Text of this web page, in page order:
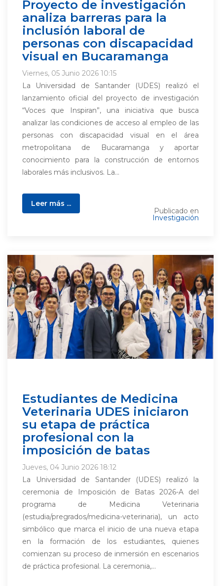
Proyecto de investigación
analiza barreras para la
inclusión laboral de
personas con discapacidad
visual en Bucaramanga
Viernes, 05 Junio 2026 10:15
La Universidad de Santander (UDES) realizó el
lanzamiento oficial del proyecto de investigación
“Voces que Inspiran”, una iniciativa que busca
analizar las condiciones de acceso al empleo de las
personas con discapacidad visual en el área
metropolitana de Bucaramanga y aportar
conocimiento para la construcción de entornos
laborales más inclusivos. La...
Leer más ...
Publicado en
Investigación
Estudiantes de Medicina
Veterinaria UDES iniciaron
su etapa de práctica
profesional con la
imposición de batas
Jueves, 04 Junio 2026 18:12
La Universidad de Santander (UDES) realizó la
ceremonia de Imposición de Batas 2026-A del
programa de Medicina Veterinaria
(estudia/pregrados/medicina-veterinaria), un acto
simbólico que marca el inicio de una nueva etapa
en la formación de los estudiantes, quienes
comienzan su proceso de inmersión en escenarios
de práctica profesional. La ceremonia,...